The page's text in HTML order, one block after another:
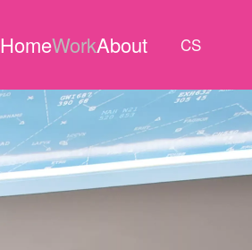
HomeWorkAbout CS